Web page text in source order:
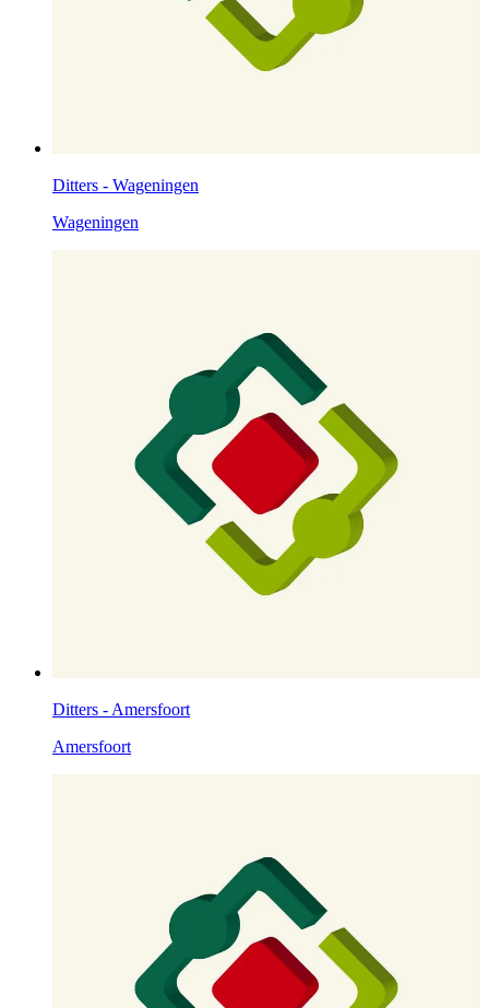
Ditters - Wageningen
Wageningen
Ditters - Amersfoort
Amersfoort